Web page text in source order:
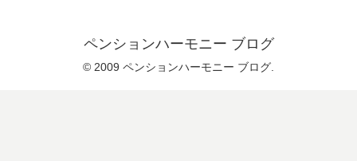
ペンションハーモニー ブログ
© 2009 ペンションハーモニー ブログ.